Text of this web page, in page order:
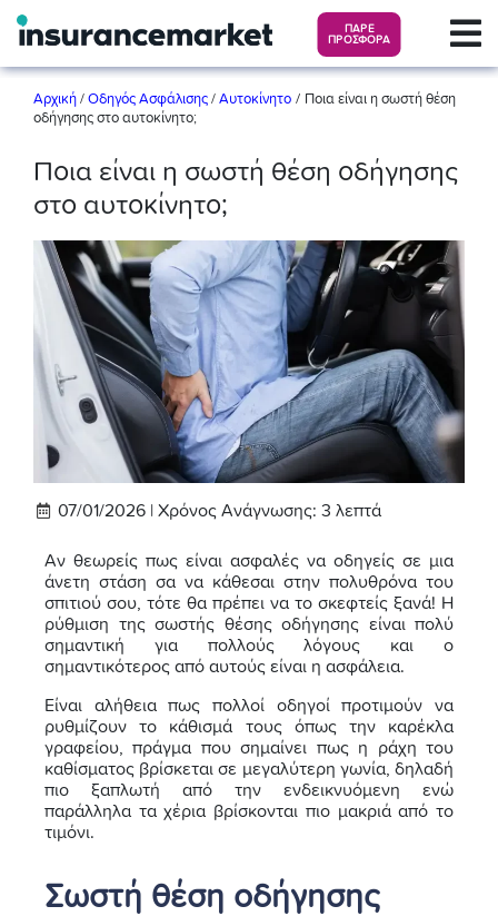
ΠΑΡΕ
ΠΡΟΣΦΟΡΑ
Αρχική / Οδηγός Ασφάλισης / Αυτοκίνητο / Ποια είναι η σωστή θέση
οδήγησης στο αυτοκίνητο;
Ποια είναι η σωστή θέση οδήγησης
στο αυτοκίνητο;
07/01/2026 | Χρόνος Ανάγνωσης: 3 λεπτά
Αν θεωρείς πως είναι ασφαλές να οδηγείς σε μια
άνετη στάση σα να κάθεσαι στην πολυθρόνα του
σπιτιού σου, τότε θα πρέπει να το σκεφτείς ξανά! Η
ρύθμιση της σωστής θέσης οδήγησης είναι πολύ
σημαντική για πολλούς λόγους και ο
σημαντικότερος από αυτούς είναι η ασφάλεια.
Είναι αλήθεια πως πολλοί οδηγοί προτιμούν να
ρυθμίζουν το κάθισμά τους όπως την καρέκλα
γραφείου, πράγμα που σημαίνει πως η ράχη του
καθίσματος βρίσκεται σε μεγαλύτερη γωνία, δηλαδή
πιο ξαπλωτή από την ενδεικνυόμενη ενώ
παράλληλα τα χέρια βρίσκονται πιο μακριά από το
τιμόνι.
Σωστή θέση οδήγησης